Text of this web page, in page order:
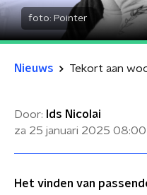
foto: Pointer
Nieuws
Door:
Ids Nicolai
za 25 januari 2025 08:00
Het vinden van